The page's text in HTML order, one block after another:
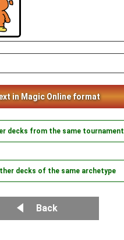
in Magic Online format
decks from the same tournament
decks of the same archetype
Back